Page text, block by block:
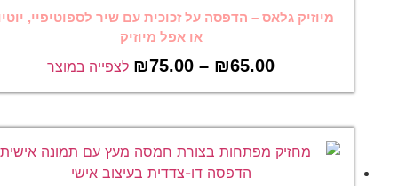
מיוזיק גלאס – הדפסה על זכוכית עם שיר לספוטיפיי, יוטיוב
או אפל מיוזיק
₪65.00
–
₪75.00 לצפייה במוצר